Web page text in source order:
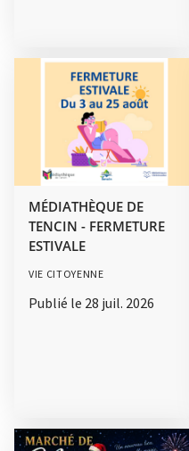
MÉDIATHÈQUE DE
TENCIN - FERMETURE
ESTIVALE
VIE CITOYENNE
Publié le 28 juil. 2026